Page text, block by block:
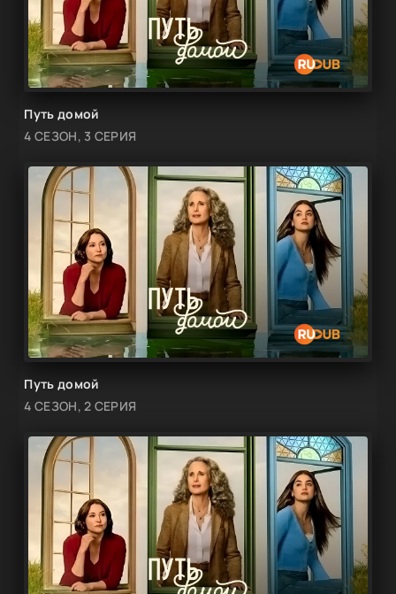
Путь домой
4 СЕЗОН, 3 СЕРИЯ
Путь домой
4 СЕЗОН, 2 СЕРИЯ